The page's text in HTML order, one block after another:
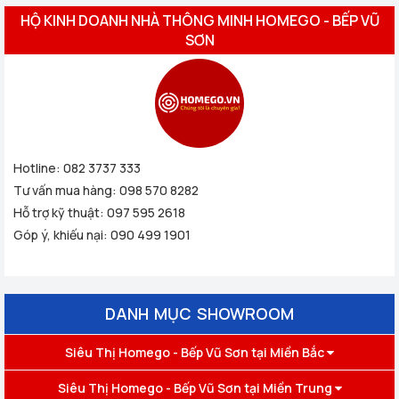
HỘ KINH DOANH NHÀ THÔNG MINH HOMEGO - BẾP VŨ
SƠN
Hotline: 082 3737 333
Tư vấn mua hàng: 098 570 8282
Hỗ trợ kỹ thuật: 097 595 2618
Góp ý, khiếu nại: 090 499 1901
DANH MỤC SHOWROOM
Siêu Thị Homego - Bếp Vũ Sơn tại Miền Bắc
Siêu Thị Homego - Bếp Vũ Sơn tại Miền Trung